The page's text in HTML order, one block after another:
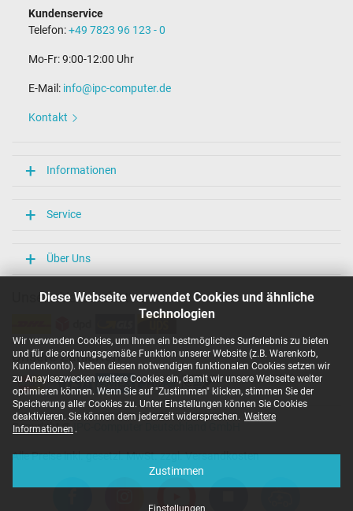
Diese Webseite verwendet Cookies und ähnliche
Technologien
Wir verwenden Cookies, um Ihnen ein bestmögliches Surferlebnis zu bieten
und für die ordnungsgemäße Funktion unserer Website (z.B. Warenkorb,
Kundenkonto). Neben diesen notwendigen funktionalen Cookies setzen wir
zu Anaylsezwecken weitere Cookies ein, damit wir unsere Webseite weiter
optimieren können. Wenn Sie auf "Zustimmen" klicken, stimmen Sie der
Speicherung aller Cookies zu. Unter Einstellungen können Sie Cookies
deaktivieren. Sie können dem jederzeit widersprechen. Weitere
Informationen .
Zustimmen
Einstellungen
Kundenservice
Telefon:+49 7823 96 123 - 0
Mo-Fr: 9:00-12:00 Uhr
E-Mail: info@ipc-computer.de
Kontakt
Informationen
Service
Über Uns
Unsere Versandarten
Unsere Zahlarten
Copyright ©
Alle Preise inkl. gesetzl. MwSt. zzgl. Versandkosten